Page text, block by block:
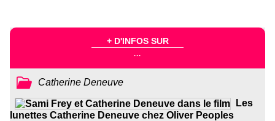
+ D'INFOS SUR
...
Catherine Deneuve
Les
lunettes Catherine Deneuve chez Oliver Peoples